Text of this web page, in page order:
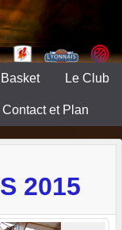
Le Club
Contact et Plan
2015